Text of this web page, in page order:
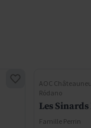
AOC
Ródano
Les
Famille Perrin